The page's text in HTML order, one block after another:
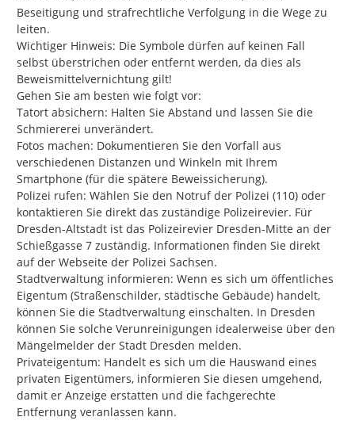
Beseitigung und strafrechtliche Verfolgung in die Wege zu
leiten.
Wichtiger Hinweis: Die Symbole dürfen auf keinen Fall
selbst überstrichen oder entfernt werden, da dies als
Beweismittelvernichtung gilt!
Gehen Sie am besten wie folgt vor:
Tatort absichern: Halten Sie Abstand und lassen Sie die
Schmiererei unverändert.
Fotos machen: Dokumentieren Sie den Vorfall aus
verschiedenen Distanzen und Winkeln mit Ihrem
Smartphone (für die spätere Beweissicherung).
Polizei rufen: Wählen Sie den Notruf der Polizei (110) oder
kontaktieren Sie direkt das zuständige Polizeirevier. Für
Dresden-Altstadt ist das Polizeirevier Dresden-Mitte an der
Schießgasse 7 zuständig. Informationen finden Sie direkt
auf der Webseite der Polizei Sachsen.
Stadtverwaltung informieren: Wenn es sich um öffentliches
Eigentum (Straßenschilder, städtische Gebäude) handelt,
können Sie die Stadtverwaltung einschalten. In Dresden
können Sie solche Verunreinigungen idealerweise über den
Mängelmelder der Stadt Dresden melden.
Privateigentum: Handelt es sich um die Hauswand eines
privaten Eigentümers, informieren Sie diesen umgehend,
damit er Anzeige erstatten und die fachgerechte
Entfernung veranlassen kann.